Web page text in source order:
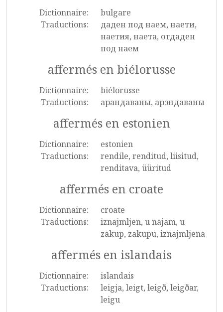
Dictionnaire:
bulgare
Traductions:
даден под наем, наети,
наетия, наета, отдаден
под наем
affermés en biélorusse
Dictionnaire:
biélorusse
Traductions:
арандаваны, арэндаваны
affermés en estonien
Dictionnaire:
estonien
Traductions:
rendile, renditud, liisitud,
renditava, üüritud
affermés en croate
Dictionnaire:
croate
Traductions:
iznajmljen, u najam, u
zakup, zakupu, iznajmljena
affermés en islandais
Dictionnaire:
islandais
Traductions:
leigja, leigt, leigð, leigðar,
leigu